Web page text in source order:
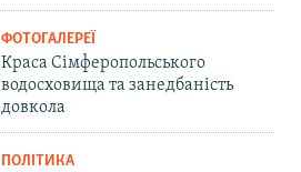
ФОТОГАЛЕРЕЇ
Краса Сімферопольського
водосховища та занедбаність
довкола
ПОЛІТИКА